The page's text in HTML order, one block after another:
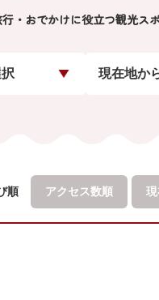
・おでかけに役立つ観光ス
現在地か
順 アクセス数順